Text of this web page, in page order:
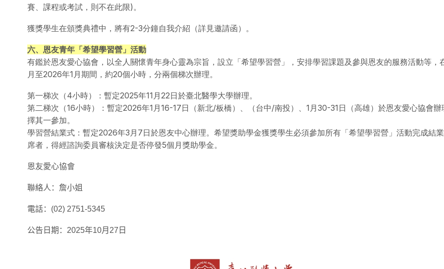
賽、課程或考試，則不在此限)。
獲獎學生在頒獎典禮中，將有2-3分鐘自我介紹（詳見邀請函）。
六、恩友青年「希望學習營」活動
有鑑於恩友愛心協會，以全人關懷青年身心靈為宗旨，設立「希望學習營」，安排學習課題及參與恩友的服務活動等，
月至2026年1月期間，約20個小時，分兩個梯次辦理。
第一梯次（4小時）：暫定2025年11月22日於臺北醫學大學辦理。
第二梯次（16小時）：暫定2026年1月16-17日（新北/板橋）、（台中/南投）、1月30-31日（高雄）於恩友愛心協會辦
擇其一參加。
學習營結業式：暫定2026年3月7日於恩友中心辦理。希望獎助學金獲獎學生必須參加所有「希望學習營」活動完成結
席者，得經諮詢委員審核決定是否停發5個月獎助學金。
恩友愛心協會
聯絡人：詹小姐
電話： (02) 2751-5345
公告日期： 2025年10月 27 日